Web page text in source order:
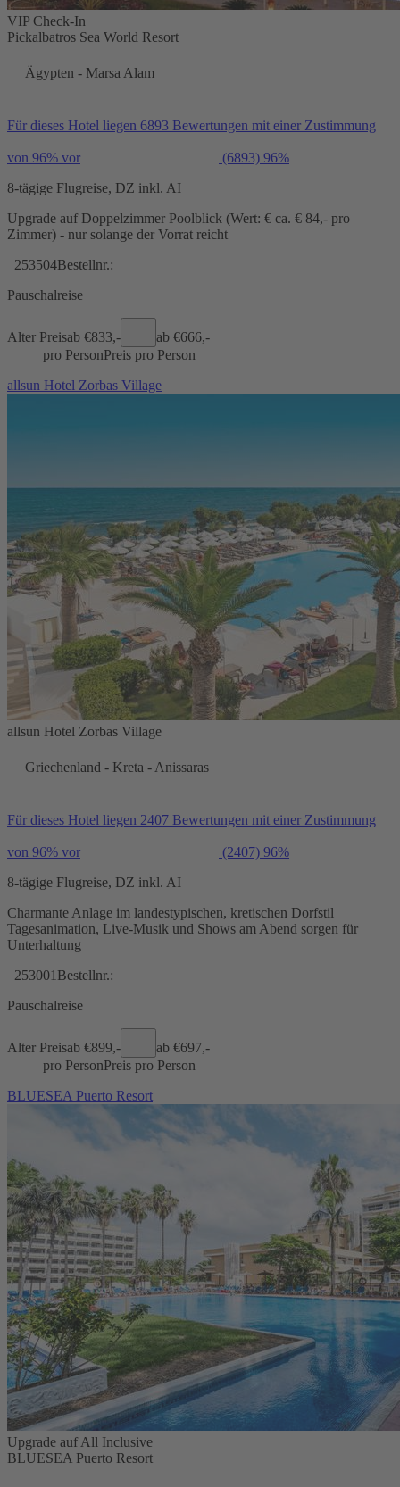
VIP Check-In
Pickalbatros Sea World Resort
Ägypten - Marsa Alam
Für dieses Hotel liegen 6893 Bewertungen mit einer Zustimmung
von 96% vor (6893) 96%
8-tägige Flugreise, DZ inkl. AI
Upgrade auf Doppelzimmer Poolblick (Wert: € ca. € 84,- pro
Zimmer) - nur solange der Vorrat reicht
253504Bestellnr.:
Pauschalreise
Alter Preisab €833,- ab €666,-
pro PersonPreis pro Person
allsun Hotel Zorbas Village
allsun Hotel Zorbas Village
Griechenland - Kreta - Anissaras
Für dieses Hotel liegen 2407 Bewertungen mit einer Zustimmung
von 96% vor (2407) 96%
8-tägige Flugreise, DZ inkl. AI
Charmante Anlage im landestypischen, kretischen Dorfstil
Tagesanimation, Live-Musik und Shows am Abend sorgen für
Unterhaltung
253001 Bestellnr.:
Pauschalreise
Alter Preisab €899,- ab €697,-
pro PersonPreis pro Person
BLUESEA Puerto Resort
Upgrade auf All Inclusive
BLUESEA Puerto Resort